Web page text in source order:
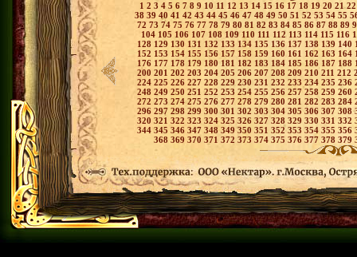
1 2 3 4 5 6 7 8 9 10 11 12 13 14 15 16 17 18 19 20 21
38 39 40 41 42 43 44 45 46 47 48 49 50 51 52 53 54 55
72 73 74 75 76 77 78 79 80 81 82 83 84 85 86 87 88 89
104 105 106 107 108 109 110 111 112 113 114 115 116
128 129 130 131 132 133 134 135 136 137 138 139 140
152 153 154 155 156 157 158 159 160 161 162 163 164
176 177 178 179 180 181 182 183 184 185 186 187 188
200 201 202 203 204 205 206 207 208 209 210 211 212
224 225 226 227 228 229 230 231 232 233 234 235 236
248 249 250 251 252 253 254 255 256 257 258 259 260
272 273 274 275 276 277 278 279 280 281 282 283 284
296 297 298 299 300 301 302 303 304 305 306 307 308
320 321 322 323 324 325 326 327 328 329 330 331 332
344 345 346 347 348 349350 351 352 353 354 355 356
368 369 370 371 372 373 374 375 376 377 378 379